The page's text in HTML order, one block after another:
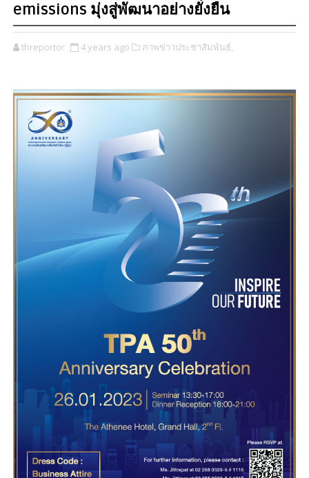
emissions มุ่งสู่พัฒนาอย่างยั่งยืน
threportor 4 years ago ภาพข่าวประชาสัมพันธ์,